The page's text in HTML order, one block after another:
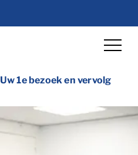
Lettergrootte
Lettergrootte
Hoog
Uw 1e bezoek en vervolg